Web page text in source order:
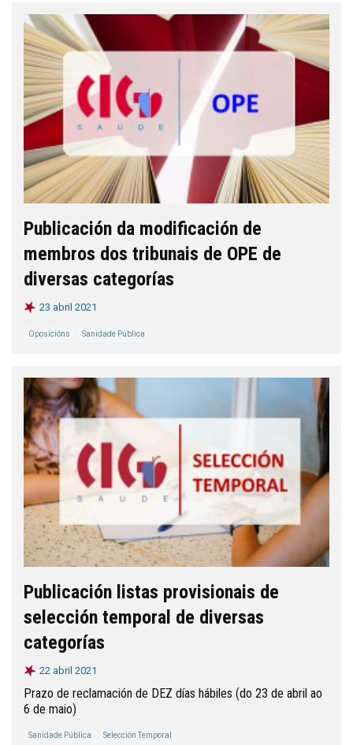
Publicación da modificación de
membros dos tribunais de OPE de
diversas categorías
23 abril 2021
Oposicións Sanidade Pública
Publicación listas provisionais de
selección temporal de diversas
categorías
22 abril 2021
Prazo de reclamación de DEZ días hábiles (do 23 de abril ao
6 de maio)
Sanidade Pública Selección Temporal